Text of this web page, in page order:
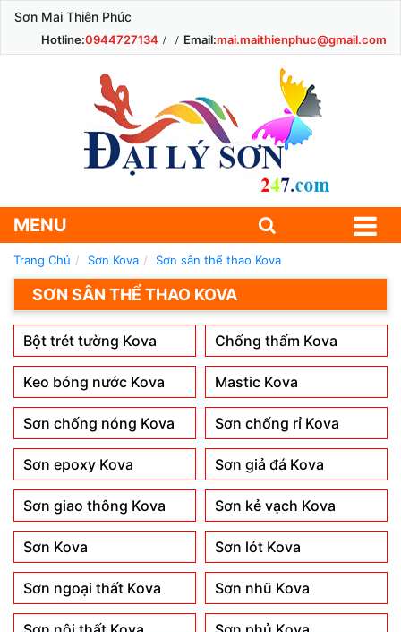
Sơn Mai Thiên Phúc
Hotline:0944727134 Email:mai.maithienphuc@gmail.com
MENU
Trang Chủ Sơn Kova Sơn sân thể thao Kova
SƠN SÂN THỂ THAO KOVA
Bột trét tường Kova Chống thấm Kova
Keo bóng nước Kova Mastic Kova
Sơn chống nóng Kova Sơn chống rỉ Kova
Sơn epoxy Kova Sơn giả đá Kova
Sơn giao thông Kova Sơn kẻ vạch Kova
Sơn Kova Sơn lót Kova
Sơn ngoại thất Kova Sơn nhũ Kova